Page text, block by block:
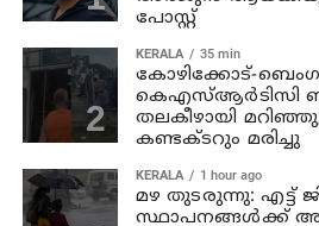
പോസ്റ്റ്
KERALA 35 min
കോഴിക്കോട്-
കെഎസ്ആര്‍ടിസി
തലകീഴായി
കണ്ടക്ടറും മരിച്ചു
KERALA 1 hour ago
മഴ തുടരുന്നു: എട്ട്
സ്ഥാപനങ്ങള്‍ക്ക്